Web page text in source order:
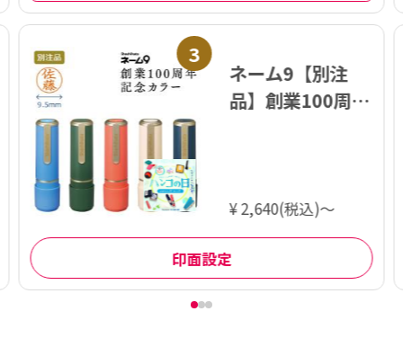
3
ネーム9【別注
品】創業100周年
¥ 2,640(税込)～
印面設定